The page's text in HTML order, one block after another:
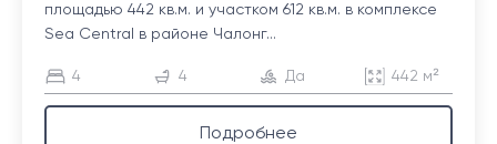
площадью 442 кв.м. и участком 612 кв.м. в комплексе
Sea Central в районе Чалонг...
4 4 Да 442 м²
Подробнее